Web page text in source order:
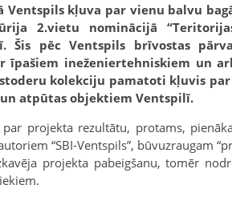
Ventspils kļuva par vienu balvu
2.vietu nominācijā
Šis pēc Ventspils brīvostas
īpašiem ineženiertehniskiem un
kolekciju pamatoti kļuvis
atpūtas objektiem Ventspilī.
par projekta rezultātu, protams,
“SBI-Ventspils”, būvuzraugam
projekta pabeigšanu, tomēr